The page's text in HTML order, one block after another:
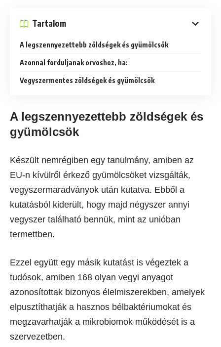
Tartalom
A legszennyezettebb zöldségek és gyümölcsök
Azonnal forduljanak orvoshoz, ha:
Vegyszermentes zöldségek és gyümölcsök
A legszennyezettebb zöldségek és
gyümölcsök
Készült nemrégiben egy tanulmány, amiben az
EU-n kívülről érkező gyümölcsöket vizsgálták,
vegyszermaradványok után kutatva. Ebből a
kutatásból kiderült, hogy majd négyszer annyi
vegyszer található bennük, mint az unióban
termettben.
Ezzel együtt egy másik kutatást is végeztek a
tudósok, amiben 168 olyan vegyi anyagot
azonosítottak bizonyos élelmiszerekben, amelyek
elpusztíthatják a hasznos bélbaktériumokat és
megzavarhatják a mikrobiomok működését is a
szervezetben.